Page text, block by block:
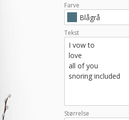
Farve
Blågrå
Tekst
Størrelse